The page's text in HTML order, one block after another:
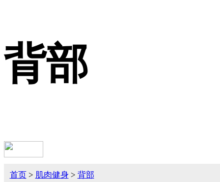
背部
首页 > 肌肉健身 > 背部